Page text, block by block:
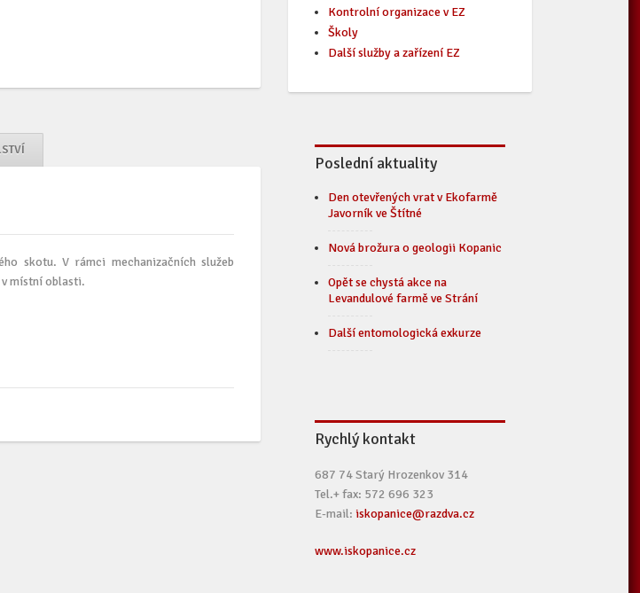
skotu. V rámci mechanizačních služeb
místní oblasti.
Kontrolní organizace v EZ
Školy
Další služby a zařízení EZ
Poslední aktuality
Den otevřených vrat v Ekofarmě
Javorník ve Štítné
Nová brožura o geologii Kopanic
Opět se chystá akce na
Levandulové farmě ve Strání
Další entomologická exkurze
Rychlý kontakt
687 74 Starý Hrozenkov 314
Tel.+ fax: 572 696 323
E-mail: iskopanice@razdva.cz
www.iskopanice.cz